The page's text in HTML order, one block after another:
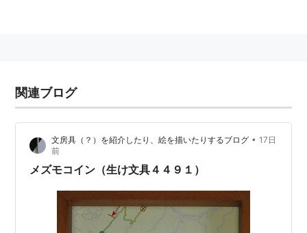
関連ブログ
文房具（？）を紹介したり、絵を描いたりするブログ • 17日
前
メズモコイン（生け文具４４９１）